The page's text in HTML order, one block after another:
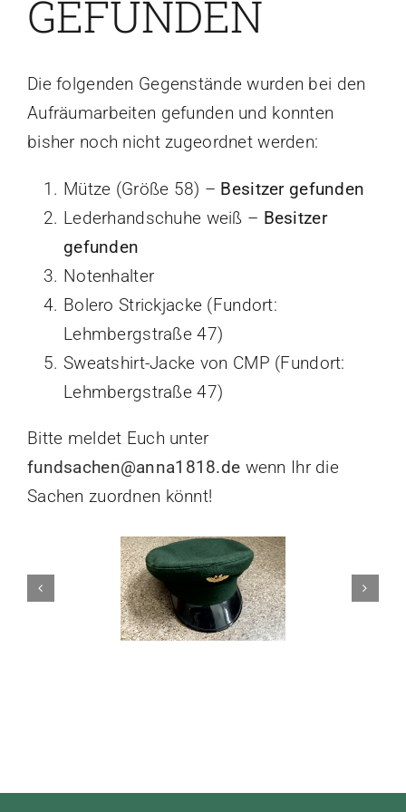
GEFUNDEN
Die folgenden Gegenstände wurden bei den
Aufräumarbeiten gefunden und konnten
bisher noch nicht zugeordnet werden:
Mütze (Größe 58) – Besitzer gefunden
Lederhandschuhe weiß – Besitzer
gefunden
Notenhalter
Bolero Strickjacke (Fundort:
Lehmbergstraße 47)
Sweatshirt-Jacke von CMP (Fundort:
Lehmbergstraße 47)
Bitte meldet Euch unter
fundsachen@anna1818.de wenn Ihr die
Sachen zuordnen könnt!